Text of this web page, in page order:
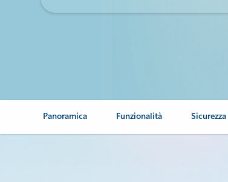
Panoramica Funzionalità Sicurezza